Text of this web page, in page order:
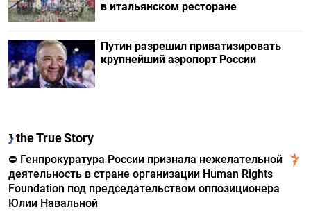
в итальянском ресторане
Путин разрешил приватизировать
крупнейший аэропорт России